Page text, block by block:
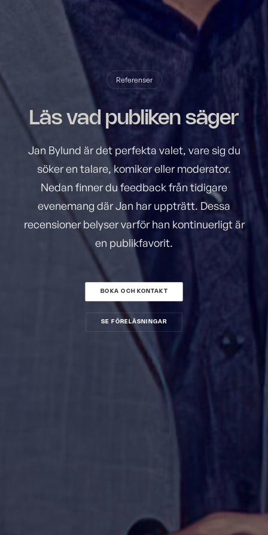
Referenser
Läs vad publiken säger
Jan Bylund är det perfekta valet, vare sig du
söker en talare, komiker eller moderator.
Nedan finner du feedback från tidigare
evenemang där Jan har uppträtt. Dessa
recensioner belyser varför han kontinuerligt är
en publikfavorit.
BOKA OCH KONTAKT
SE FÖRELÄSNINGAR